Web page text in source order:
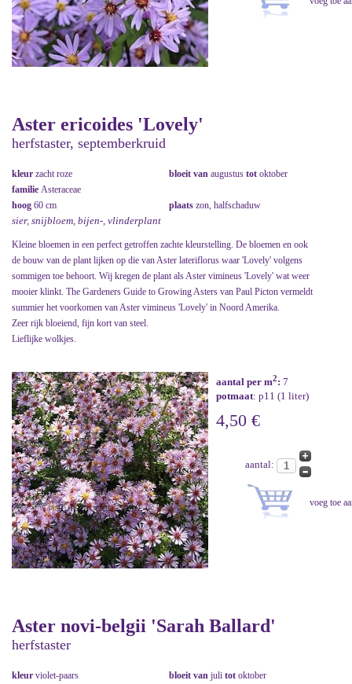
Aster ericoides 'Lovely'
herfstaster, septemberkruid
kleur zacht roze bloeit van augustus tot oktober
familie Asteraceae
hoog 60 cm plaats zon, halfschaduw
sier, snijbloem, bijen-, vlinderplant
Kleine bloemen in een perfect getroffen zachte kleurstelling. De bloemen en ook
de bouw van de plant lijken op die van Aster lateriflorus waar 'Lovely' volgens
sommigen toe behoort. Wij kregen de plant als Aster vimineus 'Lovely' wat weer
mooier klinkt. The Gardeners Guide to Growing Asters van Paul Picton vermeldt
summier het voorkomen van Aster vimineus 'Lovely' in Noord Amerika.
Zeer rijk bloeiend, fijn kort van steel.
Lieflijke wolkjes.
aantal per m2: 7
potmaat: p11 (1 liter)
4,50 €
aantal:
Aster novi-belgii 'Sarah Ballard'
herfstaster
kleur violet-paars bloeit van juli tot oktober